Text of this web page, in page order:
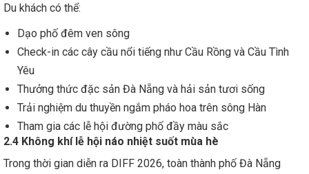
Du khách có thể:
Dạo phố đêm ven sông
Check-in các cây cầu nổi tiếng như Cầu Rồng và Cầu Tình
Yêu
Thưởng thức đặc sản Đà Nẵng và hải sản tươi sống
Trải nghiệm du thuyền ngắm pháo hoa trên sông Hàn
Tham gia các lễ hội đường phố đầy màu sắc
2.4 Không khí lễ hội náo nhiệt suốt mùa hè
Trong thời gian diễn ra DIFF 2026, toàn thành phố Đà Nẵng